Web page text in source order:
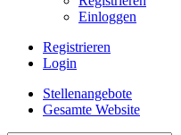
Einloggen
Registrieren
Login
Stellenangebote
Gesamte Website